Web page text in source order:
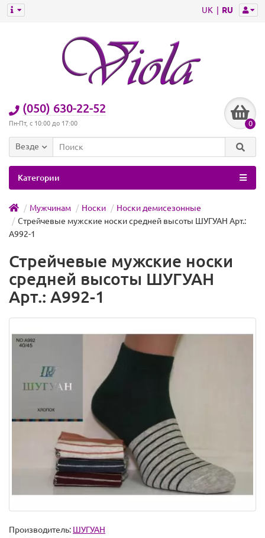
UK RU
(050) 630-22-52
Пн-Пт, с 10:00 до 17:00 0
Везде
Категории
Мужчинам Носки
Носки демисезонные
Стрейчевые мужские носки средней высоты ШУГУАН Арт.:
A992-1
Стрейчевые мужские носки
средней высоты ШУГУАН
Арт.: A992-1
Производитель: ШУГУАН